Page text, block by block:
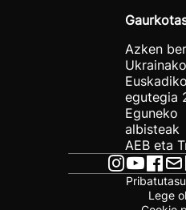
Azken
egutegia
Eguneko
albisteak
AEB eta
Lege